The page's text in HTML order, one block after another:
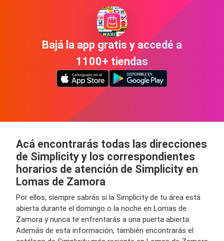
Bajá la app gratis y accedé a
1100+ tiendas
Acá encontrarás todas las direcciones
de Simplicity y los correspondientes
horarios de atención de Simplicity en
Lomas de Zamora
Por ellos, siempre sabrás si la Simplicity de tu área está
abierta durante el domingo o la noche en Lomas de
Zamora y nunca te enfrentarás a una puerta abierta.
Además de esta información, también encontrarás el